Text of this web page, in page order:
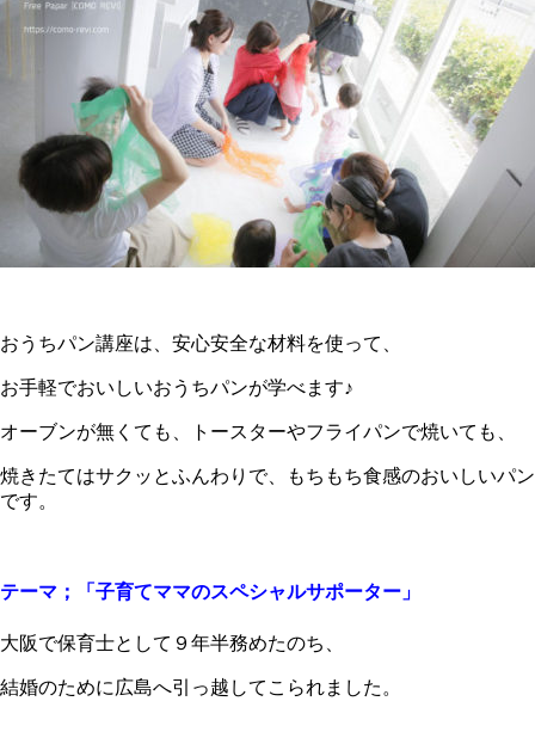
おうちパン講座は、安心安全な材料を使って、
お手軽でおいしいおうちパンが学べます♪
オーブンが無くても、トースターやフライパンで焼いても、
焼きたてはサクッとふんわりで、もちもち食感のおいしいパン
です。
テーマ；「子育てママのスペシャルサポーター」
大阪で保育士として９年半務めたのち、
結婚のために広島へ引っ越してこられました。